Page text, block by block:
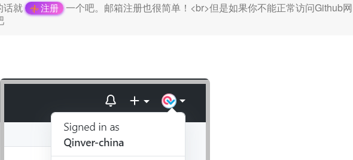
话就 注册 一个吧。邮箱注册也很简单！<br>但是如果你不能正常访问Github网